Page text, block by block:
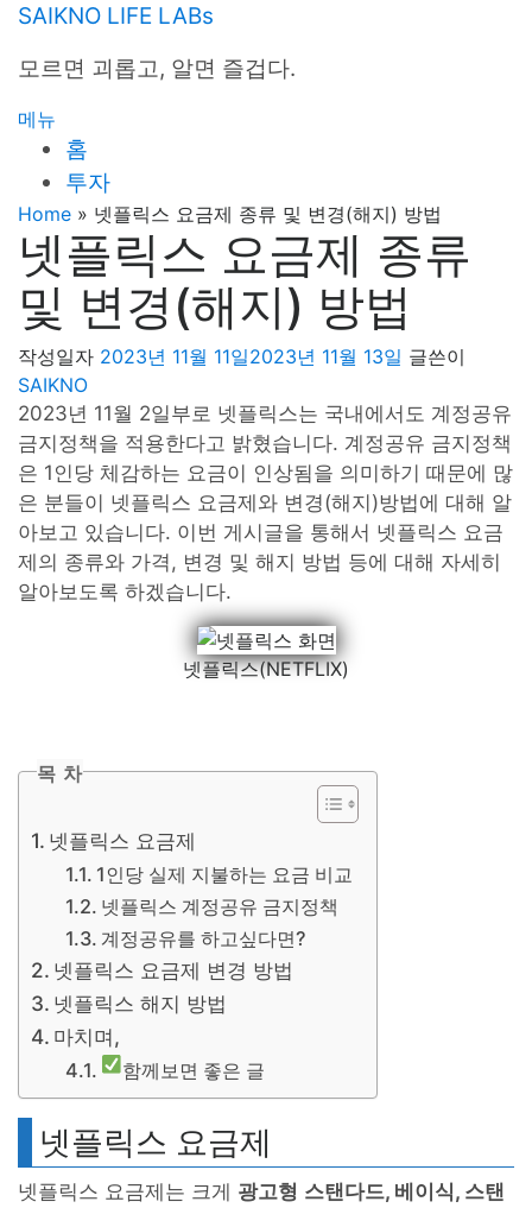
SAIKNO LIFE LABs
모르면 괴롭고, 알면 즐겁다.
메뉴
홈
투자
Home » 넷플릭스 요금제 종류 및 변경(해지) 방법
넷플릭스 요금제 종류
및 변경(해지) 방법
작성일자 2023년 11월 11일2023년 11월 13일 글쓴이
SAIKNO
2023년 11월 2일부로 넷플릭스는 국내에서도 계정공유
금지정책을 적용한다고 밝혔습니다. 계정공유 금지정책
은 1인당 체감하는 요금이 인상됨을 의미하기 때문에 많
은 분들이 넷플릭스 요금제와 변경(해지)방법에 대해 알
아보고 있습니다. 이번 게시글을 통해서 넷플릭스 요금
제의 종류와 가격, 변경 및 해지 방법 등에 대해 자세히
알아보도록 하겠습니다.
넷플릭스(NETFLIX)
목 차
넷플릭스 요금제
1인당 실제 지불하는 요금 비교
넷플릭스 계정공유 금지정책
계정공유를 하고싶다면?
넷플릭스 요금제 변경 방법
넷플릭스 해지 방법
마치며,
함께보면 좋은 글
넷플릭스 요금제
넷플릭스 요금제는 크게 광고형 스탠다드, 베이식, 스탠